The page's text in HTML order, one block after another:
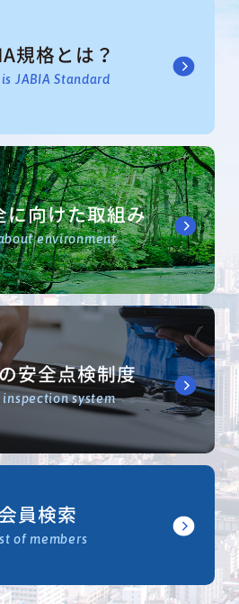
規格とは？
JABIA Standard
に向けた取組み
environment
安全点検制度
inspection system
会員検索
of members